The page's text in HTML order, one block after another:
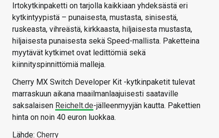
Irtokytkinpaketti on tarjolla kaikkiaan yhdeksästä eri
kytkintyypistä – punaisesta, mustasta, sinisestä,
ruskeasta, vihreästä, kirkkaasta, hiljaisesta mustasta,
hiljaisesta punaisesta sekä Speed-mallista. Paketteina
myytävät kytkimet ovat ledittömiä sekä
kiinnityspinnittömiä malleja.
Cherry MX Switch Developer Kit -kytkinpaketit tulevat
marraskuun aikana maailmanlaajuisesti saataville
saksalaisen Reichelt.de-jälleenmyyjän kautta. Pakettien
hinta on noin 40 euron luokkaa.
Lähde: Cherry